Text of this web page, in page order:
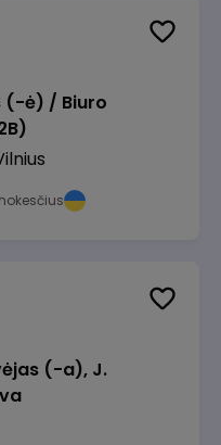
(-ė) / Biuro
(-a), J.